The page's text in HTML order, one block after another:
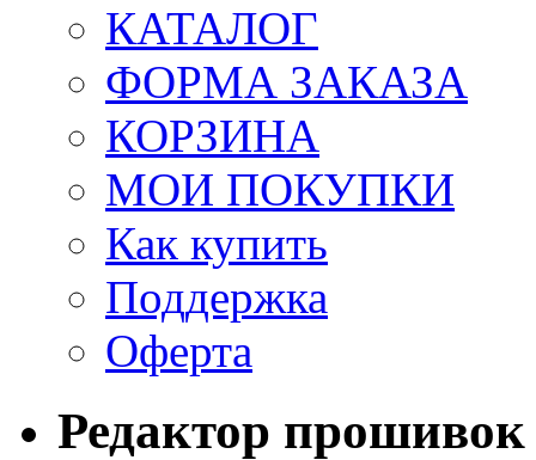
КАТАЛОГ
ФОРМА ЗАКАЗА
КОРЗИНА
МОИ ПОКУПКИ
Как купить
Поддержка
Оферта
Редактор прошивок